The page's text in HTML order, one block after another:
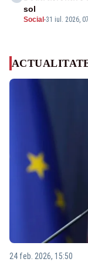
Social -31 iul. 2026,
sol
24 feb. 2026, 15:50